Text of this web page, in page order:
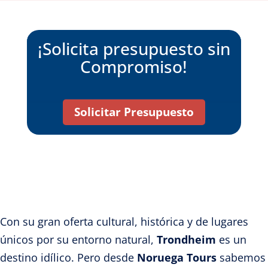
¡Solicita presupuesto sin
Compromiso!
Solicitar Presupuesto
Con su gran oferta cultural, histórica y de lugares
únicos por su entorno natural, Trondheim es un
destino idílico. Pero desde Noruega Tours sabemos